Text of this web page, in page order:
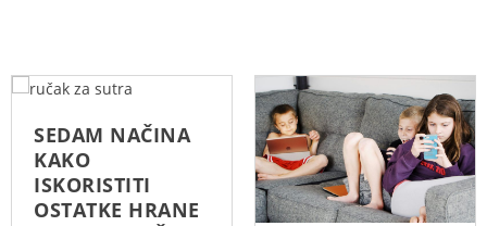
SEDAM NAČINA
KAKO
ISKORISTITI
OSTATKE HRANE